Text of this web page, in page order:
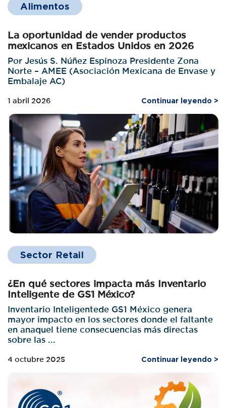
Alimentos
La oportunidad de vender productos
mexicanos en Estados Unidos en 2026
Por Jesús S. Núñez Espinoza Presidente Zona
Norte – AMEE (Asociación Mexicana de Envase y
Embalaje AC)
1 abril 2026 Continuar leyendo >
Sector Retail
¿En qué sectores impacta más Inventario
Inteligente de GS1 México?
Inventario Inteligentede GS1 México genera
mayor impacto en los sectores donde el faltante
en anaquel tiene consecuencias más directas
sobre las ...
4 octubre 2025 Continuar leyendo >